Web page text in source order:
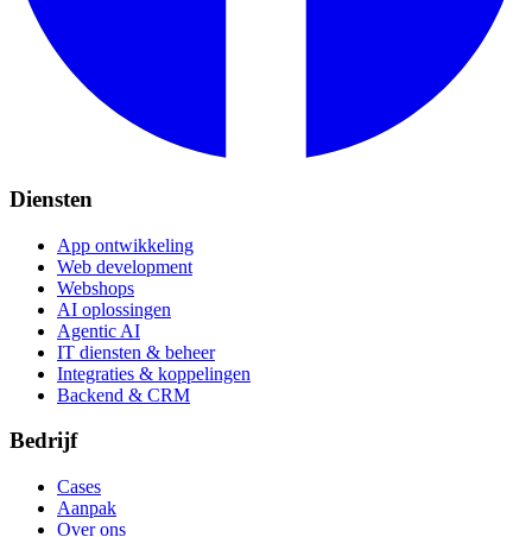
Diensten
App ontwikkeling
Web development
Webshops
AI oplossingen
Agentic AI
IT diensten & beheer
Integraties & koppelingen
Backend & CRM
Bedrijf
Cases
Aanpak
Over ons